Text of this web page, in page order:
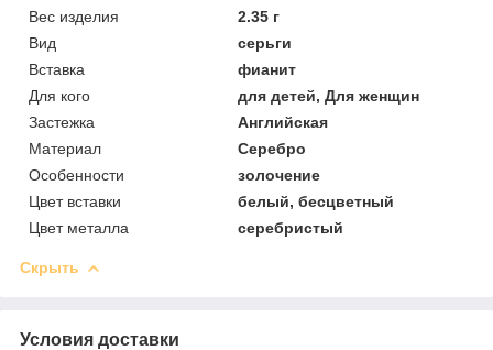
Вес изделия
2.35 г
Вид
серьги
Вставка
фианит
Для кого
для детей, Для женщин
Застежка
Английская
Материал
Серебро
Особенности
золочение
Цвет вставки
белый, бесцветный
Цвет металла
серебристый
Скрыть
Условия доставки